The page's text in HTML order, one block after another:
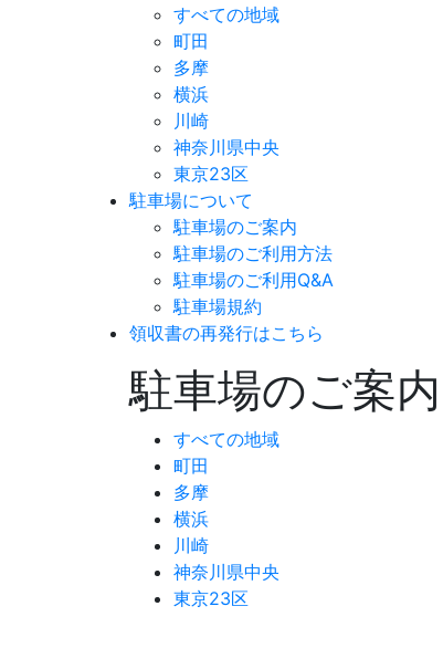
すべての地域
町田
多摩
横浜
川崎
神奈川県中央
東京23区
駐車場について
駐車場のご案内
駐車場のご利用方法
駐車場のご利用Q&A
駐車場規約
領収書の再発行はこちら
駐車場のご案内
すべての地域
町田
多摩
横浜
川崎
神奈川県中央
東京23区